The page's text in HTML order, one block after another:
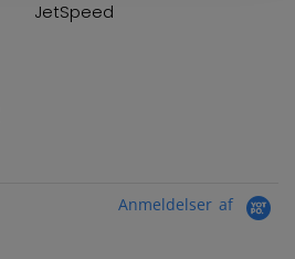
JetSpeed
Anmeldelser af